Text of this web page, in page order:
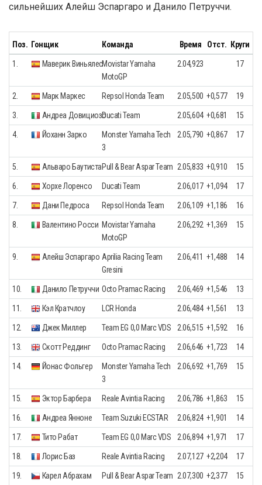
сильнейших Алейш Эспаргаро и Данило Петруччи.
Поз. Гонщик Команда Время Отст. Круги
1. Маверик ВиньялесMovistar Yamaha
MotoGP
2.04,923 17
2. Марк Маркес Repsol Honda Team 2.05,500 +0,577 19
3. Андреа ДовициозоDucati Team 2.05,604 +0,681 15
4. Йоханн Зарко
Monster Yamaha Tech
3
2.05,790 +0,867 17
5. Альваро БаутистаPull & Bear Aspar Team 2.05,833 +0,910 15
6. Хорхе Лоренсо Ducati Team 2.06,017 +1,094 17
7. Дани Педроса Repsol Honda Team 2.06,109 +1,186 16
8. Валентино Росси Movistar Yamaha
MotoGP
2.06,292 +1,369 15
9. Алейш Эспаргаро Aprilia Racing Team
Gresini
2.06,411 +1,488 14
10. Данило Петруччи Octo Pramac Racing 2.06,469 +1,546 13
11. Кэл Кратчлоу LCR Honda 2.06,484 +1,561 13
12. Джек Миллер Team EG 0,0 Marc VDS 2.06,515 +1,592 16
13. Скотт Реддинг Octo Pramac Racing 2.06,646 +1,723 14
14. Йонас Фольгер
Monster Yamaha Tech
3
2.06,692 +1,769 15
15. Эктор Барбера Reale Avintia Racing 2.06,786 +1,863 15
16. Андреа Янноне Team Suzuki ECSTAR 2.06,824 +1,901 14
17. Тито Рабат Team EG 0,0 Marc VDS 2.06,894 +1,971 17
18. Лорис Баз Reale Avintia Racing 2.07,127 +2,204 17
19. Карел Абрахам Pull & Bear Aspar Team 2.07,300 +2,377 15